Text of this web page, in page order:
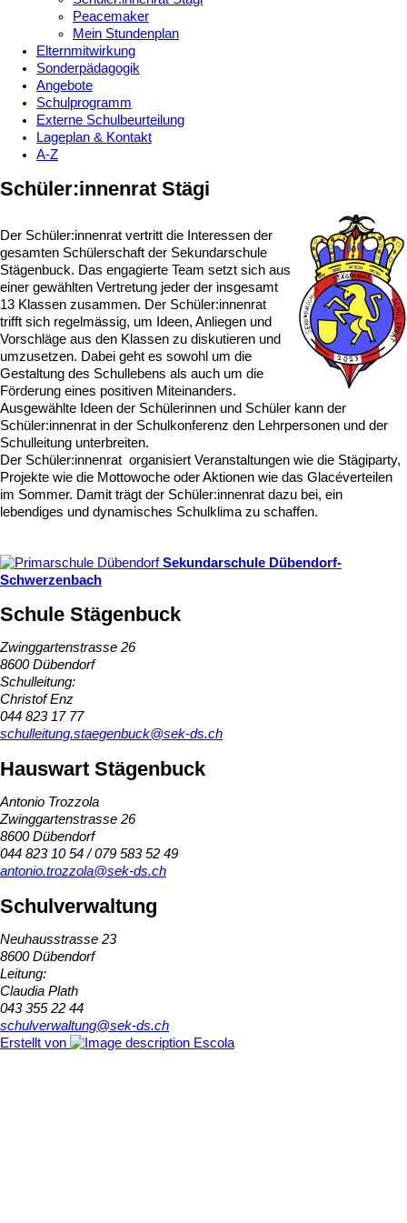
Peacemaker
Mein Stundenplan
Elternmitwirkung
Sonderpädagogik
Angebote
Schulprogramm
Externe Schulbeurteilung
Lageplan & Kontakt
A-Z
Schüler:innenrat Stägi
Der Schüler:innenrat vertritt die Interessen der
gesamten Schülerschaft der Sekundarschule
Stägenbuck. Das engagierte Team setzt sich aus
einer gewählten Vertretung jeder der insgesamt
13 Klassen zusammen. Der Schüler:innenrat
trifft sich regelmässig, um Ideen, Anliegen und
Vorschläge aus den Klassen zu diskutieren und
umzusetzen. Dabei geht es sowohl um die
Gestaltung des Schullebens als auch um die
Förderung eines positiven Miteinanders.
Ausgewählte Ideen der Schülerinnen und Schüler kann der
Schüler:innenrat in der Schulkonferenz den Lehrpersonen und der
Schulleitung unterbreiten.
Der Schüler:innenrat organisiert Veranstaltungen wie die Stägiparty,
Projekte wie die Mottowoche oder Aktionen wie das Glacéverteilen
im Sommer. Damit trägt der Schüler:innenrat dazu bei, ein
lebendiges und dynamisches Schulklima zu schaffen.
Sekundarschule Dübendorf-
Schwerzenbach
Schule Stägenbuck
Zwinggartenstrasse 26
8600 Dübendorf
Schulleitung:
Christof Enz
044 823 17 77
schulleitung.staegenbuck@sek-ds.ch
Hauswart Stägenbuck
Antonio Trozzola
Zwinggartenstrasse 26
8600 Dübendorf
044 823 10 54 / 079 583 52 49
antonio.trozzola@sek-ds.ch
Schulverwaltung
Neuhausstrasse 23
8600 Dübendorf
Leitung:
Claudia Plath
043 355 22 44
schulverwaltung@sek-ds.ch
Erstellt von
Escola